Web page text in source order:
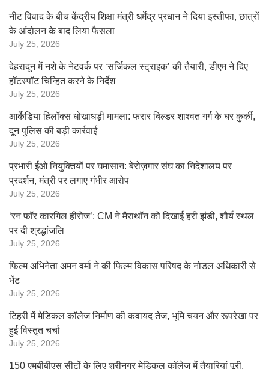
नीट विवाद के बीच केंद्रीय शिक्षा मंत्री धर्मेंद्र प्रधान ने दिया इस्तीफा, छात्रों
के आंदोलन के बाद लिया फैसला
July 25, 2026
देहरादून में नशे के नेटवर्क पर ‘सर्जिकल स्ट्राइक’ की तैयारी, डीएम ने दिए
हॉटस्पॉट चिन्हित करने के निर्देश
July 25, 2026
आर्केडिया हिलॉक्स धोखाधड़ी मामला: फरार बिल्डर शाश्वत गर्ग के घर कुर्की,
दून पुलिस की बड़ी कार्रवाई
July 25, 2026
प्रभारी ईओ नियुक्तियों पर घमासान: बेरोज़गार संघ का निदेशालय पर
प्रदर्शन, मंत्री पर लगाए गंभीर आरोप
July 25, 2026
‘रन फॉर कारगिल हीरोज’: CM ने मैराथॉन को दिखाई हरी झंडी, शौर्य स्थल
पर दी श्रद्धांजलि
July 25, 2026
फिल्म अभिनेता अमन वर्मा ने की फिल्म विकास परिषद के नोडल अधिकारी से
भेंट
July 25, 2026
टिहरी में मेडिकल कॉलेज निर्माण की कवायद तेज, भूमि चयन और रूपरेखा पर
हुई विस्तृत चर्चा
July 25, 2026
150 एमबीबीएस सीटों के लिए श्रीनगर मेडिकल कॉलेज में तैयारियां पूरी,